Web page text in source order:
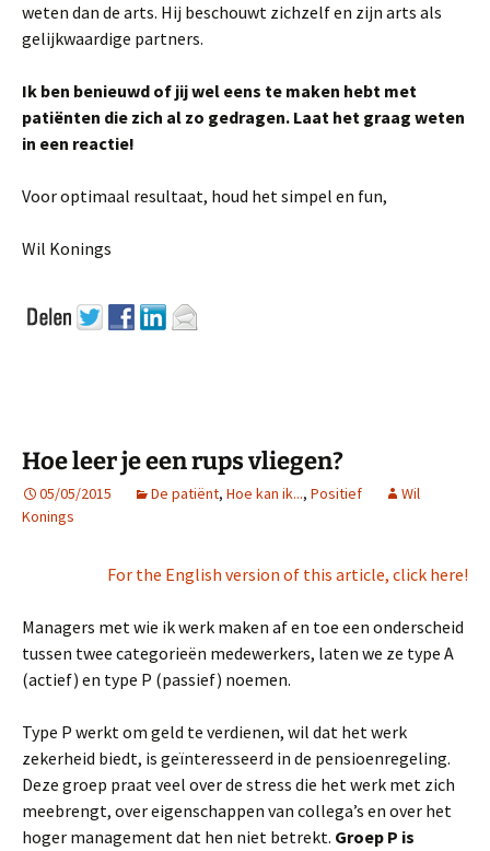
weten dan de arts. Hij beschouwt zichzelf en zijn arts als
gelijkwaardige partners.
Ik ben benieuwd of jij wel eens te maken hebt met
patiënten die zich al zo gedragen. Laat het graag weten
in een reactie!
Voor optimaal resultaat, houd het simpel en fun,
Wil Konings
Hoe leer je een rups vliegen?
05/05/2015 De patiënt, Hoe kan ik..., Positief
Wil
Konings
For the English version of this article, click here!
Managers met wie ik werk maken af en toe een onderscheid
tussen twee categorieën medewerkers, laten we ze type A
(actief) en type P (passief) noemen.
Type P werkt om geld te verdienen, wil dat het werk
zekerheid biedt, is geïnteresseerd in de pensioenregeling.
Deze groep praat veel over de stress die het werk met zich
meebrengt, over eigenschappen van collega’s en over het
hoger management dat hen niet betrekt. Groep P is